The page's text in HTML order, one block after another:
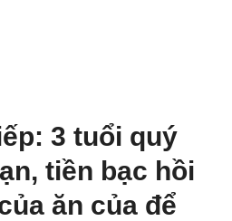
3 tuổi quý
tiền bạc hồi
ăn của để